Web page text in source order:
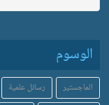
الوسوم
الماجستير رسائل علمية